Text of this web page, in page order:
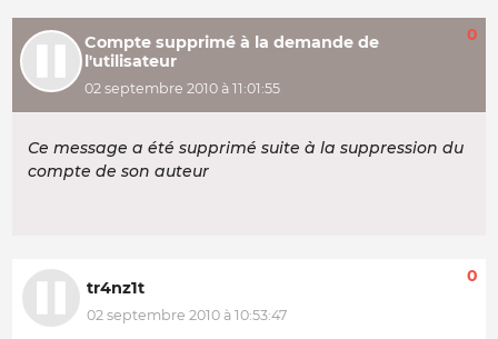
Compte supprimé à la demande de
l'utilisateur
02 septembre 2010 à 11:01:55
0
Ce message a été supprimé suite à la suppression du
compte de son auteur
tr4nz1t
02 septembre 2010 à 10:53:47
0